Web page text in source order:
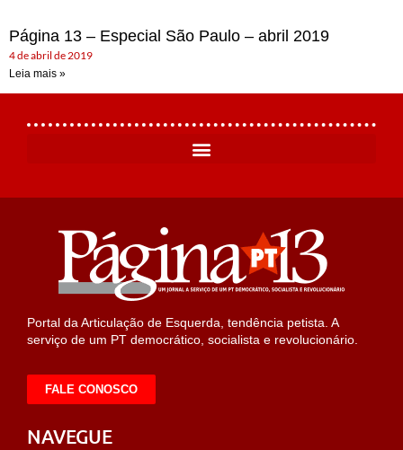
Página 13 – Especial São Paulo – abril 2019
4 de abril de 2019
Leia mais »
Portal da Articulação de Esquerda, tendência petista. A
serviço de um PT democrático, socialista e revolucionário.
FALE CONOSCO
NAVEGUE